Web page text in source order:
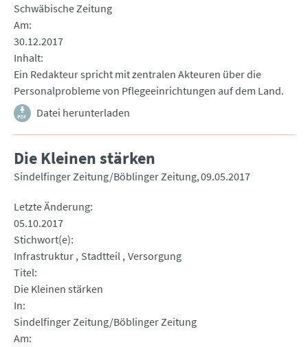
Schwäbische Zeitung
Am
30.12.2017
Inhalt
Ein Redakteur spricht mit zentralen Akteuren über die
Personalprobleme von Pflegeeinrichtungen auf dem Land.
Datei herunterladen
Die Kleinen stärken
Sindelfinger Zeitung/Böblinger Zeitung 09.05.2017
Letzte Änderung
05.10.2017
Stichwort(e)
Infrastruktur Stadtteil Versorgung
Titel
Die Kleinen stärken
In
Sindelfinger Zeitung/Böblinger Zeitung
Am